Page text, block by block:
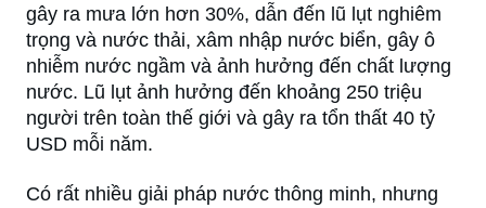
gây ra mưa lớn hơn 30%, dẫn đến lũ lụt nghiêm
trọng và nước thải, xâm nhập nước biển, gây ô
nhiễm nước ngầm và ảnh hưởng đến chất lượng
nước. Lũ lụt ảnh hưởng đến khoảng 250 triệu
người trên toàn thế giới và gây ra tổn thất 40 tỷ
USD mỗi năm.
Có rất nhiều giải pháp nước thông minh, nhưng